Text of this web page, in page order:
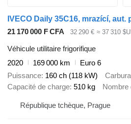
IVECO Daily 35C16, mrazící, aut.
21 170 000 F CFA
32 290 € ≈ 37 310
Véhicule utilitaire frigorifique
2020
169 000 km
Euro 6
Puissance 160 ch (118 kW)
Capacité de charge 510 kg Nombre
République tchèque, Prague